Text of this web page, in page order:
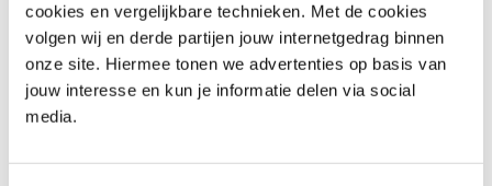
cookies en vergelijkbare technieken. Met de cookies
volgen wij en derde partijen jouw internetgedrag binnen
onze site. Hiermee tonen we advertenties op basis van
jouw interesse en kun je informatie delen via social
media.
Bouwjaar *
Kenteken *